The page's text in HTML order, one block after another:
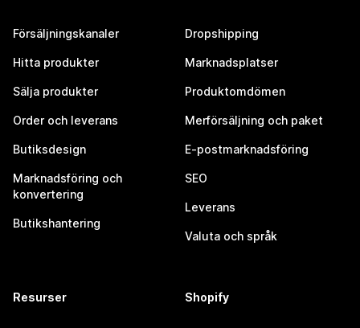
Försäljningskanaler
Hitta produkter
Sälja produkter
Order och leverans
Butiksdesign
Marknadsföring och
konvertering
Butikshantering
Dropshipping
Marknadsplatser
Produktomdömen
Merförsäljning och paket
E-postmarknadsföring
SEO
Leverans
Valuta och språk
Resurser Shopify